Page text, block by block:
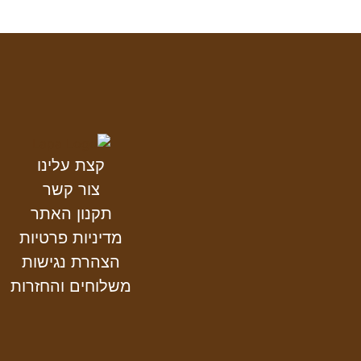
קצת עלינו
צור קשר
תקנון האתר
מדיניות פרטיות
הצהרת נגישות
משלוחים והחזרות